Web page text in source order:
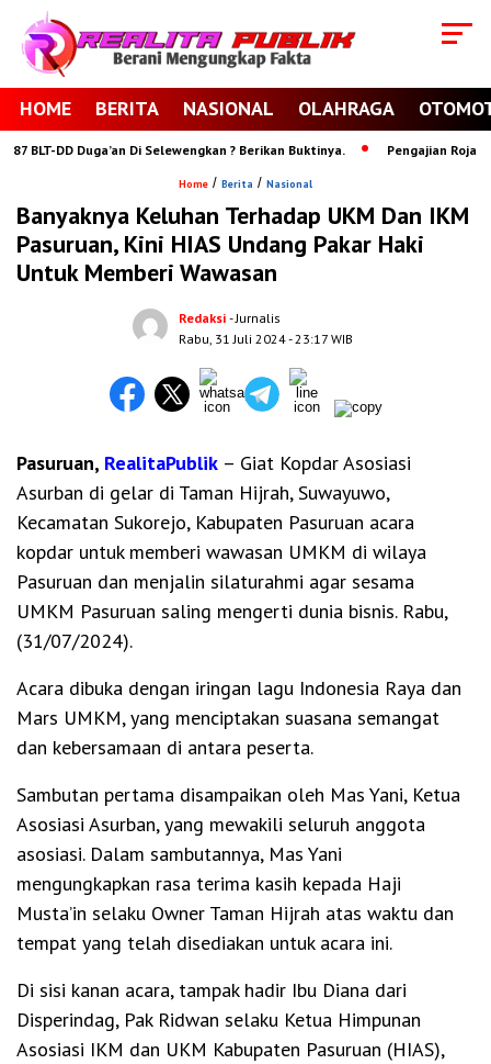
HOME BERITA NASIONAL OLAHRAGA
DD Duga’an Di Selewengkan ? Berikan Buktinya. Pengajian
Home / Berita / Nasional
Banyaknya Keluhan Terhadap UKM Dan IKM
Pasuruan, Kini HIAS Undang Pakar Haki
Untuk Memberi Wawasan
Redaksi - Jurnalis
Rabu, 31 Juli 2024- 23:17 WIB
Pasuruan, RealitaPublik – Giat Kopdar Asosiasi
Asurban di gelar di Taman Hijrah, Suwayuwo,
Kecamatan Sukorejo, Kabupaten Pasuruan acara
kopdar untuk memberi wawasan UMKM di wilaya
Pasuruan dan menjalin silaturahmi agar sesama
UMKM Pasuruan saling mengerti dunia bisnis. Rabu,
(31/07/2024).
Acara dibuka dengan iringan lagu Indonesia Raya dan
Mars UMKM, yang menciptakan suasana semangat
dan kebersamaan di antara peserta.
Sambutan pertama disampaikan oleh Mas Yani, Ketua
Asosiasi Asurban, yang mewakili seluruh anggota
asosiasi. Dalam sambutannya, Mas Yani
mengungkapkan rasa terima kasih kepada Haji
Musta’in selaku Owner Taman Hijrah atas waktu dan
tempat yang telah disediakan untuk acara ini.
Di sisi kanan acara, tampak hadir Ibu Diana dari
Disperindag, Pak Ridwan selaku Ketua Himpunan
Asosiasi IKM dan UKM Kabupaten Pasuruan (HIAS),